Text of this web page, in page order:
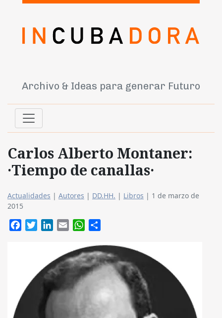
Archivo & Ideas para generar Futuro
Carlos Alberto Montaner:
·Tiempo de canallas·
Actualidades | Autores | DD.HH. | Libros | 1 de marzo de
2015
FacebookTwitterLinkedIn
Email WhatsApp